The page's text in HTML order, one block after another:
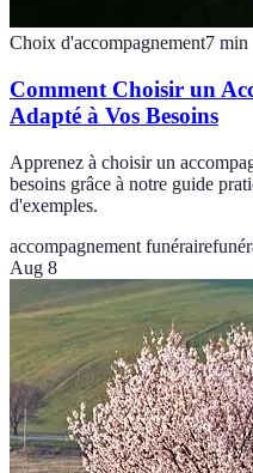
Choix d'accompagnement7 min
Comment Choisir un
Adapté à Vos Besoins
Apprenez à choisir un
besoins grâce à notre guide
d'exemples.
accompagnement funéraire
Aug 8